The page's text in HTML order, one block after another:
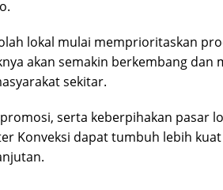
lokal mulai memprioritaskan
akan semakin berkembang dan
sekitar.
serta keberpihakan pasar
Konveksi dapat tumbuh lebih